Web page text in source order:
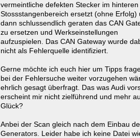
vermeintliche defekten Stecker im hinteren
Stossstangenbereich ersetzt (ohne Erfolg)
dann schlussendlich geraten das CAN
zu ersetzen und Werkseinstellungen
aufzuspielen. Das CAN Gateway wurde
nicht als Fehlerquelle identifiziert.
Gerne möchte ich euch hier um Tipps
bei der Fehlersuche weiter vorzugehen
ehrlich gesagt überfragt. Das was Audi
erscheint mir nicht zielführend und mehr
Glück?
Anbei der Scan gleich nach dem Einbau
Generators. Leider habe ich keine Datei